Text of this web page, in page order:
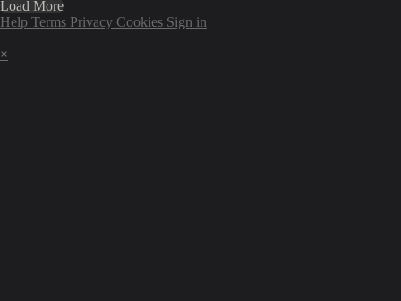
Load More
Help Terms Privacy Cookies Sign in
×